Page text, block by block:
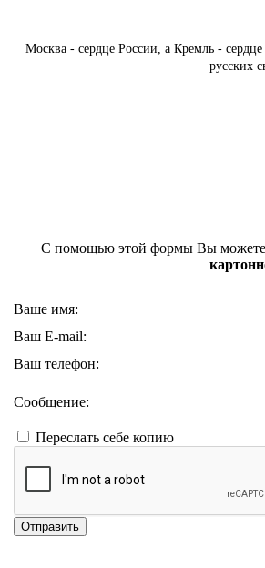
Москва - сердце России, а Кремль -
русских
С помощью этой формы Вы можете
Ваше имя:
Ваш E-mail:
Ваш телефон:
Сообщение:
Переслать себе копию
Отправить